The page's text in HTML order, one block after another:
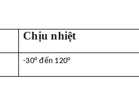
Chịu nhiệt
-30° đến 120°